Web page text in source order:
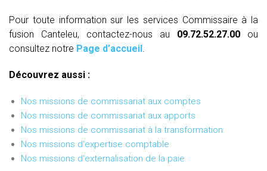
Pour toute information sur les services Commissaire à la
fusion Canteleu, contactez-nous au 09.72.52.27.00 ou
consultez notre Page d’accueil
Découvrez aussi :
Nos missions de commissariat aux comptes
Nos missions de commissariat aux apports
Nos missions de commissariat à la transformation
Nos missions d'expertise comptable
Nos missions d'externalisation de la paie